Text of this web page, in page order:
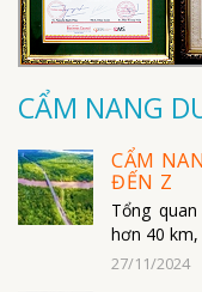
CẨM NANG
CẨM
ĐẾN Z
Tổng
hơn 40 km,
27/11/2024